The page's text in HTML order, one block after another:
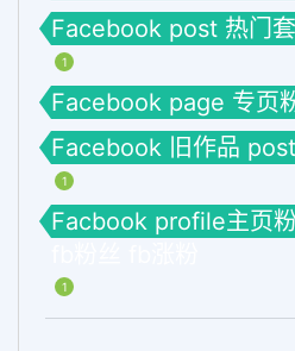
Facebook post 热门
1
Facebook page 专页
Facebook 旧作品
1
Facbook profile主页
1